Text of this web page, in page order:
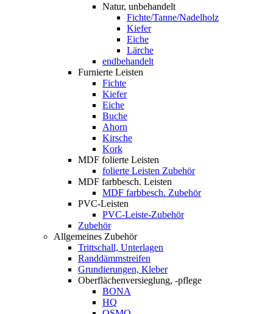
Natur, unbehandelt
Fichte/Tanne/Nadelholz
Kiefer
Eiche
Lärche
endbehandelt
Furnierte Leisten
Fichte
Kiefer
Eiche
Buche
Ahorn
Kirsche
Kork
MDF folierte Leisten
folierte Leisten Zubehör
MDF farbbesch. Leisten
MDF farbbesch. Zubehör
PVC-Leisten
PVC-Leiste-Zubehör
Zubehör
Allgemeines Zubehör
Trittschall, Unterlagen
Randdämmstreifen
Grundierungen, Kleber
Oberflächenversieglung, -pflege
BONA
HQ